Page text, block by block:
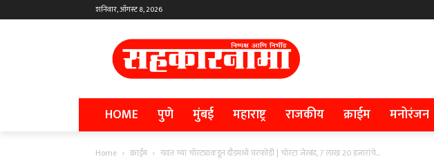
शनिवार, ऑगस्ट 8, 2026
HOME पुणे मुंबई महाराष्ट्र राजकीय क्राईम मनोरंजन
Home क्राईम यवत च्या चोरट्याकडून दौंडमध्ये घरफोडी | चोरटा जेरबंद, 7 लाख 20 हजारांचे...